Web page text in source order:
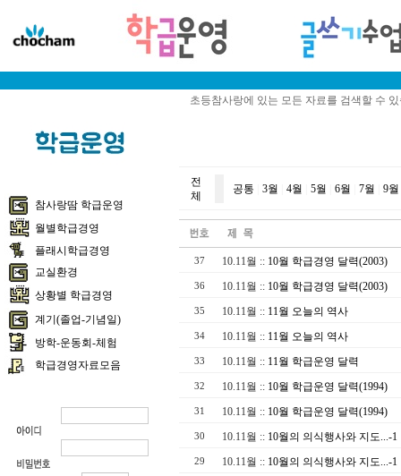
초등참사랑에 있는 모든 자료를 검색할 수
참사랑땀 학급운영
월별학급경영
플래시학급경영
교실환경
상황별 학급경영
계기(졸업-기념일)
방학-운동회-체험
학급경영자료모음
전
체
공통 3월 4월 5월 6월 7월 9월
37 10.11월 :: 10월 학급경영 달력(2003)
36 10.11월 :: 10월 학급경영 달력(2003)
35 10.11월 :: 11월 오늘의 역사
34 10.11월 :: 11월 오늘의 역사
33 10.11월 :: 11월 학급운영 달력
32 10.11월 :: 10월 학급운영 달력(1994)
31 10.11월 :: 10월 학급운영 달력(1994)
30 10.11월 :: 10월의 의식행사와 지도...-1
29 10.11월 :: 10월의 의식행사와 지도...-1